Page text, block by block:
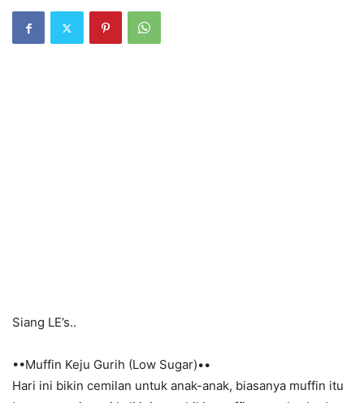
Siang LE’s..
••Muffin Keju Gurih (Low Sugar)••
Hari ini bikin cemilan untuk anak-anak, biasanya muffin itu